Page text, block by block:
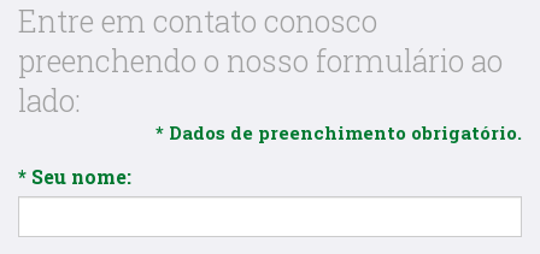
Entre em contato conosco
preenchendo o nosso formulário ao
lado:
* Dados de preenchimento obrigatório.
* Seu nome: